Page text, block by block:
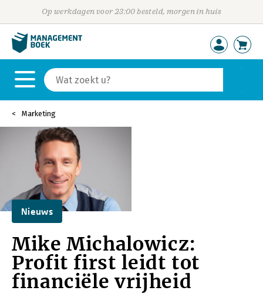
Op werkdagen voor 23:00 besteld, morgen in huis
Marketing
Nieuws
Mike Michalowicz:
Profit first leidt tot
financiële vrijheid